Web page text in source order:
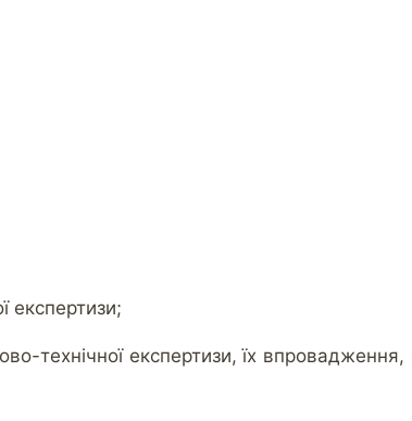
експертизи;
технічної експертизи, їх